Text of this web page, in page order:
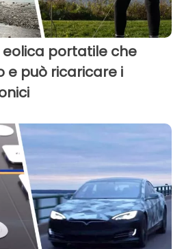
portatile che
e può ricaricare i